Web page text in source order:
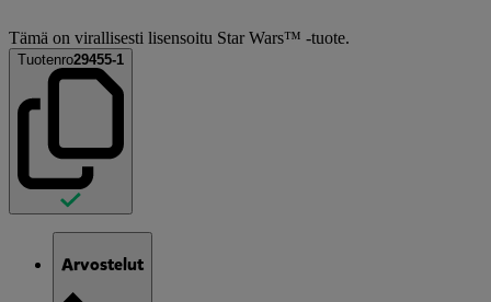
Tämä on virallisesti lisensoitu Star Wars™ -tuote.
Tuotenro29455-1
Arvostelut